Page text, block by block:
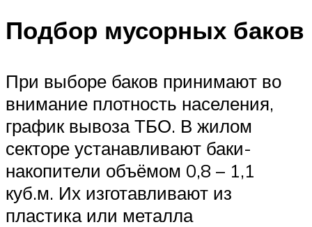
Подбор мусорных баков
При выборе баков принимают во
внимание плотность населения,
график вывоза ТБО. В жилом
секторе устанавливают баки-
накопители объёмом 0,8 – 1,1
куб.м. Их изготавливают из
пластика или металла